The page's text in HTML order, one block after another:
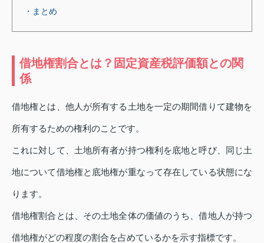
・まとめ
借地権割合とは？固定資産税評価額との関
係
借地権とは、他人が所有する土地を一定の期間借りて建物を
所有するための権利のことです。
これに対して、土地所有者が持つ権利を底地と呼び、同じ土
地について借地権と底地権が重なって存在している状態にな
ります。
借地権割合とは、その土地全体の価値のうち、借地人が持つ
借地権がどの程度の割合を占めているかを示す指標です。